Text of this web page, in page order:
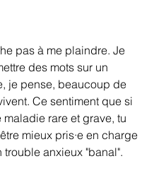
pas à me plaindre. Je
des mots sur un
je pense, beaucoup de
Ce sentiment que si
maladie rare et grave, tu
mieux pris·e en charge
trouble anxieux "banal".